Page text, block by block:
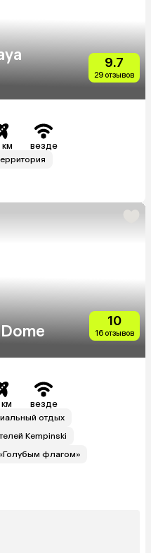
9.7
29 отзывов
везде
10
16 отзывов
везде
отдых
Kempinski
флагом»